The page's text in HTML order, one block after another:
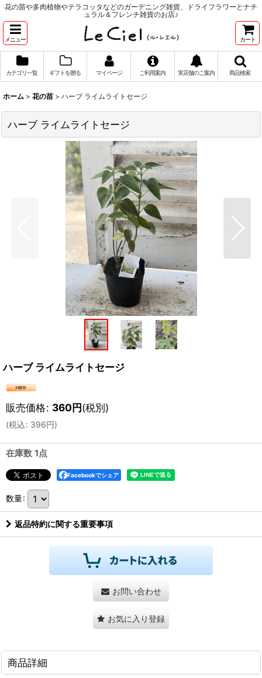
花の苗や多肉植物やテラコッタなどのガーデニング雑貨、ドライフラワーとナチ
ュラル＆フレンチ雑貨のお店♪
メニュー カート
カテゴリ一覧 ギフトを贈る マイページ ご利用案内 実店舗のご案内 商品検索
ホーム > 花の苗 > ハーブ ライムライトセージ
ハーブ ライムライトセージ
ハーブ ライムライトセージ
販売価格: 360円(税別)
(税込: 396円)
在庫数 1点
Facebookでシェア
数量:
返品特約に関する重要事項
お問い合わせ
お気に入り登録
商品詳細